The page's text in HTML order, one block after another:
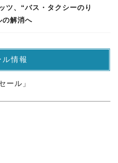
ツ、“バス・タクシーのり
解消へ
ル情報
ール」